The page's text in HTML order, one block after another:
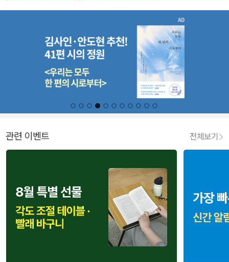
관련 이벤트 전체보기